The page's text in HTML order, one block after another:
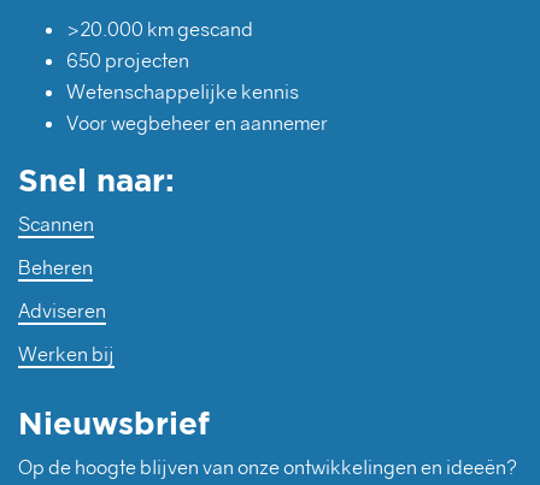
>20.000 km gescand
650 projecten
Wetenschappelijke kennis
Voor wegbeheer en aannemer
Snel naar:
Scannen
Beheren
Adviseren
Werken bij
Nieuwsbrief
Op de hoogte blijven van onze ontwikkelingen en ideeën?